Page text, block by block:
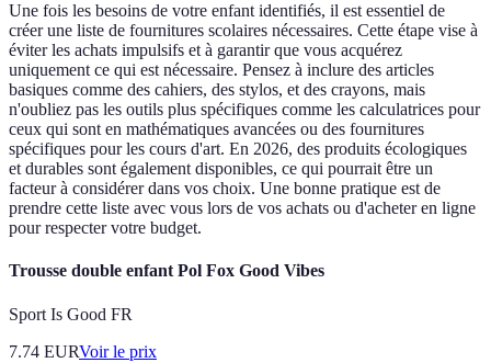
Une fois les besoins de votre enfant identifiés, il est essentiel de
créer une liste de fournitures scolaires nécessaires. Cette étape vise à
éviter les achats impulsifs et à garantir que vous acquérez
uniquement ce qui est nécessaire. Pensez à inclure des articles
basiques comme des cahiers, des stylos, et des crayons, mais
n'oubliez pas les outils plus spécifiques comme les calculatrices pour
ceux qui sont en mathématiques avancées ou des fournitures
spécifiques pour les cours d'art. En 2026, des produits écologiques
et durables sont également disponibles, ce qui pourrait être un
facteur à considérer dans vos choix. Une bonne pratique est de
prendre cette liste avec vous lors de vos achats ou d'acheter en ligne
pour respecter votre budget.
Trousse double enfant Pol Fox Good Vibes
Sport Is Good FR
7.74 EURVoir le prix